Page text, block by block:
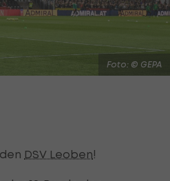
Foto: © GEPA
DSV Leoben!